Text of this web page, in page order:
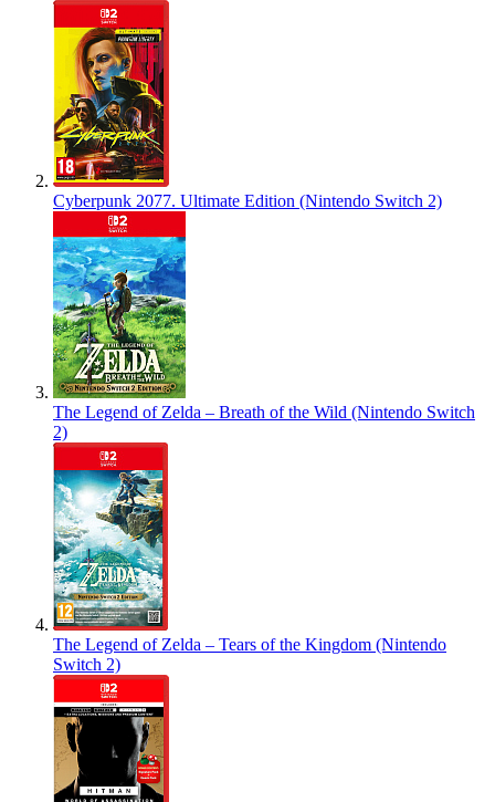
Cyberpunk 2077. Ultimate Edition (Nintendo Switch 2)
The Legend of Zelda – Breath of the Wild (Nintendo Switch
2)
The Legend of Zelda – Tears of the Kingdom (Nintendo
Switch 2)